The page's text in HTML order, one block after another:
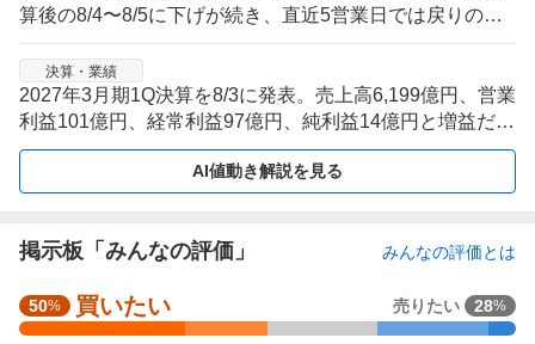
算後の8/4〜8/5に下げが続き、直近5営業日では戻りの鈍
決算・業績
2027年3月期1Q決算を8/3に発表。売上高6,199億円、営業
利益101億円、経常利益97億円、純利益14億円と増益だ
が、通期予想は据え置きで発表直後の値動きは伸び切らな
AI値動き解説を見る
掲示板「みんなの評価」 みんなの評価とは
強
く
50% 買いたい 売りたい 28%